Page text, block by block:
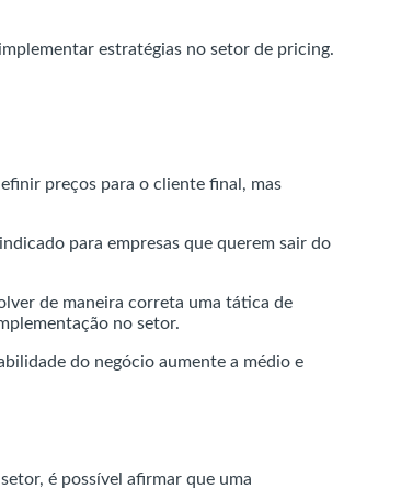
estratégias no setor de pricing.
preços para o cliente final, mas
para empresas que querem sair do
de maneira correta uma tática de
no setor.
do negócio aumente a médio e
é possível afirmar que uma